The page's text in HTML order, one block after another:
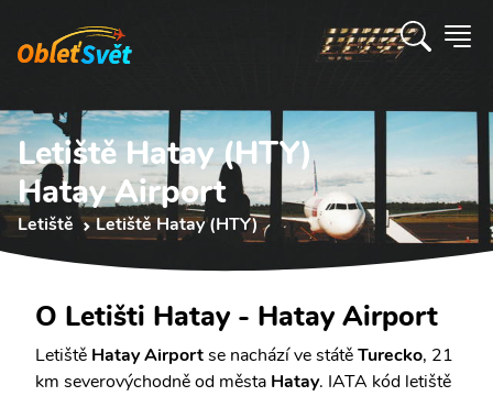
Letiště Hatay (HTY)
Hatay Airport
Letiště Letiště Hatay (HTY)
O Letišti Hatay - Hatay Airport
Letiště Hatay Airportse nachází ve státěTurecko, 21
km severovýchodně od města Hatay. IATA kód letiště